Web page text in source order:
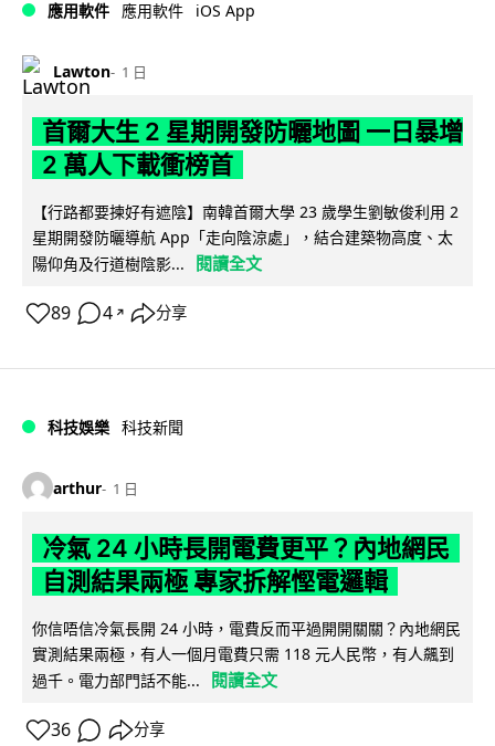
應用軟件 應用軟件 iOS App
Lawton 1 日
首爾大生 2 星期開發防曬地圖 一日暴增
2 萬人下載衝榜首
【行路都要揀好有遮陰】南韓首爾大學 23 歲學生劉敏俊利用 2
星期開發防曬導航 App「走向陰涼處」，結合建築物高度、太
陽仰角及行道樹陰影...
閱讀全文
89 4 ↗ 分享
科技娛樂 科技新聞
arthur 1 日
冷氣 24 小時長開電費更平？內地網民
自測結果兩極 專家拆解慳電邏輯
你信唔信冷氣長開 24 小時，電費反而平過開開關關？內地網民
實測結果兩極，有人一個月電費只需 118 元人民幣，有人飆到
過千。電力部門話不能...
閱讀全文
36 分享